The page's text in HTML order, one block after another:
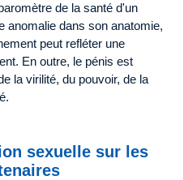
de la santé d'un
anomalie dans son anatomie,
peut refléter une
En outre, le pénis est
la virilité, du pouvoir, de la
sexuelle sur les